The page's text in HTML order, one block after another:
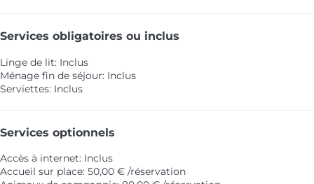
Services obligatoires ou inclus
Linge de lit: Inclus
Ménage fin de séjour: Inclus
Serviettes: Inclus
Services optionnels
Accès à internet: Inclus
Accueil sur place: 50,00 € /réservation